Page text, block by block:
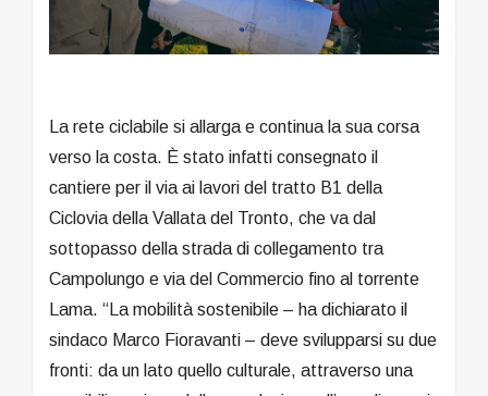
La rete ciclabile si allarga e continua la sua corsa
verso la costa. È stato infatti consegnato il
cantiere per il via ai lavori del tratto B1 della
Ciclovia della Vallata del Tronto, che va dal
sottopasso della strada di collegamento tra
Campolungo e via del Commercio fino al torrente
Lama. “La mobilità sostenibile – ha dichiarato il
sindaco Marco Fioravanti – deve svilupparsi su due
fronti: da un lato quello culturale, attraverso una